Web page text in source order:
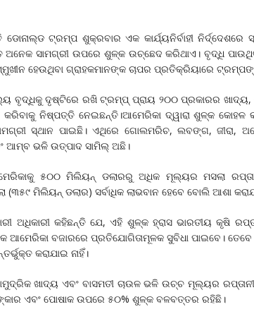
ଟ୍ରମ୍ପ ଶୁକ୍ରବାର ଏକ କାର୍ଯ୍ୟନିର୍ବାହୀ ନିର୍ଦ୍ଦେଶରେ
ସାମଗ୍ରୀ ଉପରେ ଶୁଳ୍କ ଉଚ୍ଛେଦ କରିଥାଏ। ବୃଦ୍ଧି
ହେଉଥିବା ଗ୍ରାହକମାନଙ୍କ ଚାପର ପ୍ରତିକ୍ରିୟାରେ
ବୃଦ୍ଧିକୁ ଦୃଷ୍ଟିରେ ରଖି ଟ୍ରମ୍ପ୍‌ ପ୍ରାୟ ୨୦୦ ପ୍ରକାରର ଖାଦ୍ୟ,
କରିବାକୁ ନିଷ୍ପତ୍ତି ନେଇଛନ୍ତି।ଆମେରିକା ଦ୍ୱାରା ଶୁଳ୍କ କୋହଳ
ସ୍ଥାନ ପାଇଛି। ଏଥିରେ ଗୋଲମରିଚ, ଲବଙ୍ଗ, ଜୀରା,
ଆମ୍ବ ଭଳି ଉତ୍ପାଦ ସାମିଲ୍ ଅଛି।
୫୦୦ ମିଲିୟନ୍ ଡଲାରରୁ ଅଧିକ ମୂଲ୍ୟର ମସଲା
(୩୫୯ ମିଲିୟନ୍ ଡଲାର) ସର୍ବାଧିକ ଲାଭବାନ ହେବେ ବୋଲି ଆଶା
ଅଧିକାରୀ କହିଛନ୍ତି ଯେ, ଏହି ଶୁଳ୍କ ହ୍ରାସ ଭାରତୀୟ କୃଷି
ଆମେରିକା ବଜାରରେ ପ୍ରତିଯୋଗିତାମୂଳକ ସୁବିଧା ପାଇବେ।
କରାଯାଇ ନାହିଁ।
ଖାଦ୍ୟ ଏବଂ ବାସମତୀ ଚାଉଳ ଭଳି ଉଚ୍ଚ ମୂଲ୍ୟର ରପ୍ତାନୀ
ଏବଂ ପୋଷାକ ଉପରେ ୫୦% ଶୁଳ୍କ ବଳବତ୍ତର ରହିଛି।